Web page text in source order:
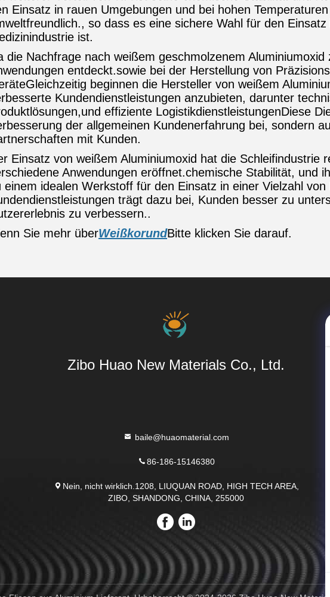
Einsatz in rauen Umgebungen und bei hohen
so dass es eine sichere Wahl für den
ist.
die Nachfrage nach weißem geschmolzenem
entdeckt.sowie bei der Herstellung von
beginnen die Hersteller von weißem
Kundendienstleistungen anzubieten, darunter
effiziente LogistikdienstleistungenDiese
der allgemeinen Kundenerfahrung bei, sondern
mit Kunden.
Einsatz von weißem Aluminiumoxid hat die Schleifindustrie
Anwendungen eröffnet.chemische Stabilität, und
einem idealen Werkstoff für den Einsatz in einer Vielzahl
trägt dazu bei, Kunden besser zu
zu verbessern..
Sie mehr überWeißkorundBitte klicken Sie darauf.
Zibo Huao New Materials Co., Ltd.
baile@huaomaterial.com
86-186-15146380
Nein, nicht wirklich.1208, LIUQUAN ROAD, HIGH TECH AREA,
ZIBO, SHANDONG, CHINA, 255000